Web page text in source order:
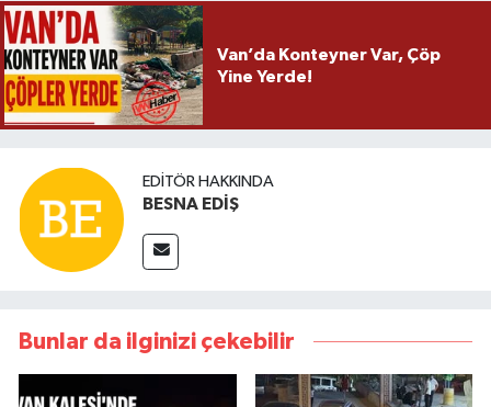
Van’da Konteyner Var, Çöp
Yine Yerde!
EDITÖR HAKKINDA
BESNA EDİŞ
Bunlar da ilginizi çekebilir